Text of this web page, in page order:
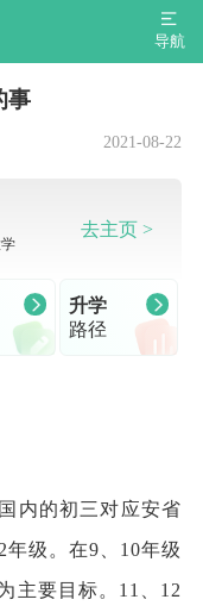
导航
事
2021-08-22
去主页 >
升学
路径
内的初三对应安省
级。在9、10年级
主要目标。11、12